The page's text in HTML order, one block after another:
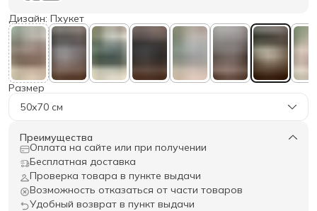
Дизайн: Пхукет
Размер
50х70 см
Преимущества
Оплата на сайте или при получении
Бесплатная доставка
Проверка товара в пункте выдачи
Возможность отказаться от части товаров
Удобный возврат в пункт выдачи